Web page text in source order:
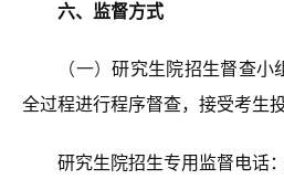
六、监督方式
（一）研究生院招生督查小
全过程进行程序督查，接受考生投
研究生院招生专用监督电话